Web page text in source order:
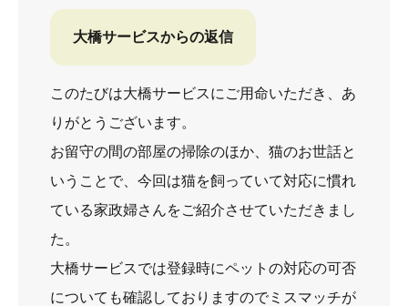
大橋サービスからの返信
このたびは大橋サービスにご用命いただき、あ
りがとうございます。
お留守の間の部屋の掃除のほか、猫のお世話と
いうことで、今回は猫を飼っていて対応に慣れ
ている家政婦さんをご紹介させていただきまし
た。
大橋サービスでは登録時にペットの対応の可否
についても確認しておりますのでミスマッチが